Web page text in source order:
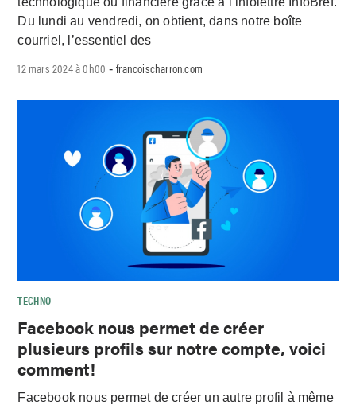
Du lundi au vendredi, on obtient, dans notre boîte
courriel, l’essentiel des
12 mars 2024 à 0h00 -francoischarron.com
TECHNO
Facebook nous permet de créer
plusieurs profils sur notre compte, voici
comment!
Facebook nous permet de créer un autre profil à même